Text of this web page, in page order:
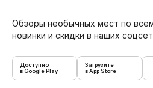
Обзоры необычных мест по
новинки и скидки в наших
Доступно
в Google Play
Загрузите
в App Store